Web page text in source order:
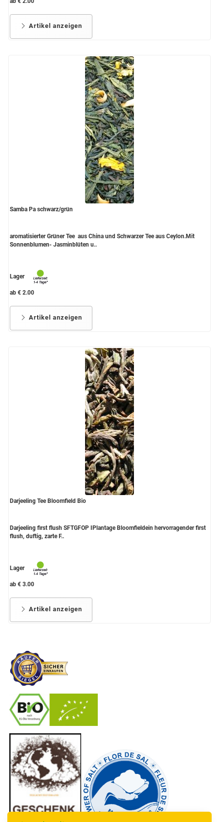
Artikel anzeigen
Samba Pa schwarz/grün
aromatisierter Grüner Tee aus China und Schwarzer Tee aus Ceylon.Mit
Sonnenblumen- Jasminblüten u..
Lager
ab € 2.00
Artikel anzeigen
Darjeeling Tee Bloomfield Bio
Darjeeling first flush SFTGFOP IPlantage Bloomfieldein hervorragender first
flush, duftig, zarte F..
Lager
ab € 3.00
Artikel anzeigen